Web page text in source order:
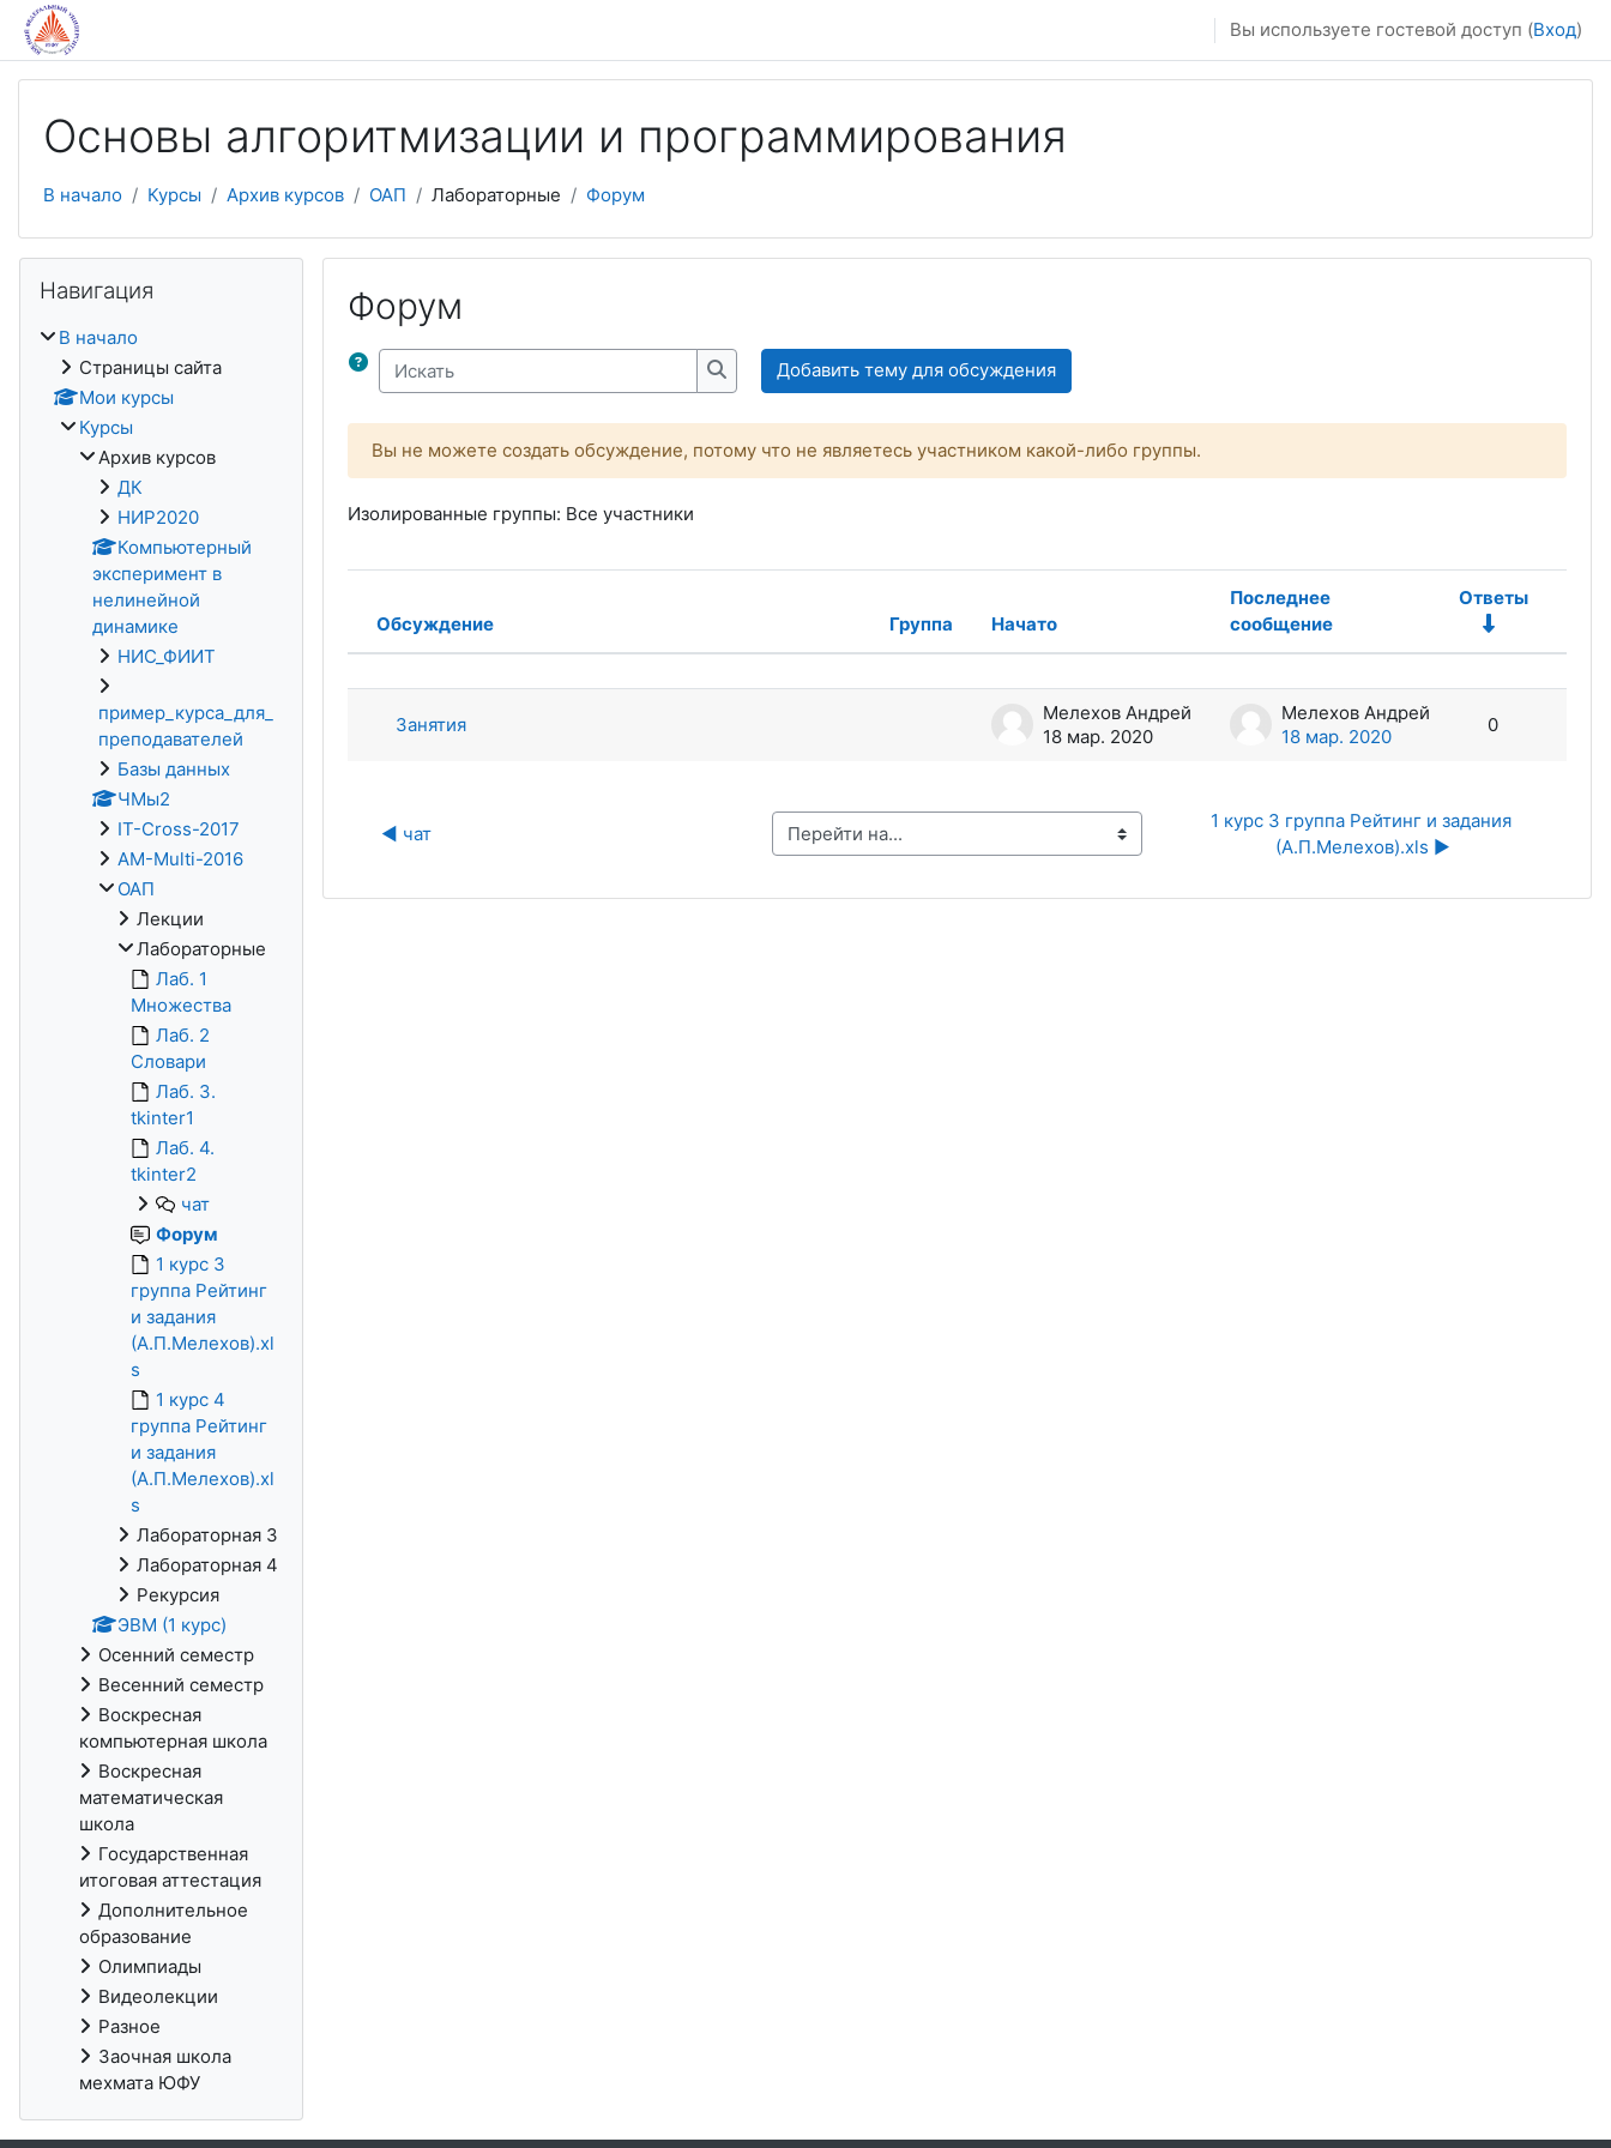
Перейти к основному содержанию
Вы используете гостевой доступ (Вход)
Основы алгоритмизации и программирования
В начало Курсы Архив курсов ОАП Лабораторные Форум
Форум
Искать
Искать
Добавить тему для обсуждения
Вы не можете создать обсуждение, потому что не являетесь участником какой-либо группы.
Изолированные группы: Все участники
Статус
Обсуждение Группа Начато
Последнее
сообщение
Ответы
Занятия
Мелехов Андрей
18 мар. 2020
Мелехов Андрей
18 мар. 2020
0
◀︎ чат Перейти на...
1 курс 3 группа Рейтинг и задания
(А.П.Мелехов).xls ▶︎
Навигация
В начало
Страницы сайта
Мои курсы
Курсы
Архив курсов
ДК
НИР2020
Компьютерный
эксперимент в
нелинейной
динамике
НИС_ФИИТ
пример_курса_для_
преподавателей
Базы данных
ЧМы2
IT-Cross-2017
AM-Multi-2016
ОАП
Лекции
Лабораторные
Лаб. 1
Множества
Лаб. 2
Словари
Лаб. 3.
tkinter1
Лаб. 4.
tkinter2
чат
Форум
1 курс 3
группа Рейтинг
и задания
(А.П.Мелехов).xl
s
1 курс 4
группа Рейтинг
и задания
(А.П.Мелехов).xl
s
Лабораторная 3
Лабораторная 4
Рекурсия
ЭВМ (1 курс)
Осенний семестр
Весенний семестр
Воскресная
компьютерная школа
Воскресная
математическая
школа
Государственная
итоговая аттестация
Дополнительное
образование
Олимпиады
Видеолекции
Разное
Заочная школа
мехмата ЮФУ